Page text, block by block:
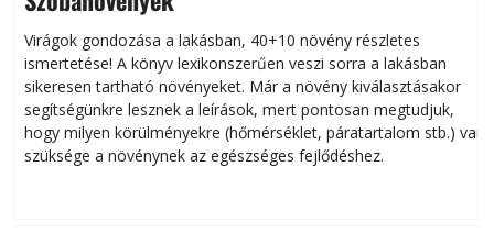
Virágok gondozása a lakásban, 40+10 növény részletes
ismertetése! A könyv lexikonszerűen veszi sorra a lakásban
sikeresen tart­ha­tó növényeket. Már a növény kiválasztásakor
segítségünkre lesznek a leírások, mert pontosan megtudjuk,
hogy milyen körülményekre (hőmérséklet, páratartalom stb.) van
szüksége a növénynek az egészséges fejlődéshez.